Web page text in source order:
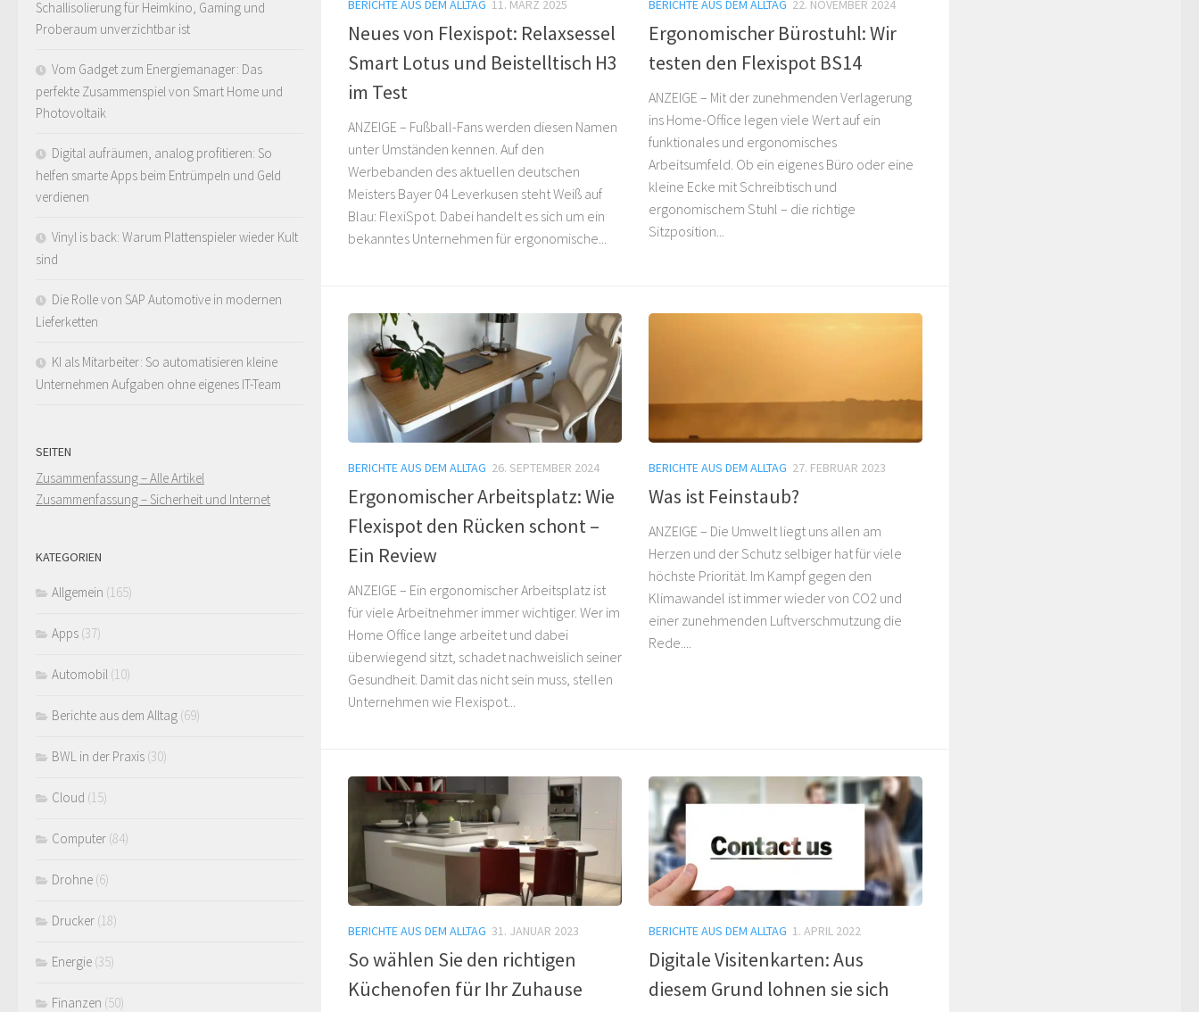
BERICHTE AUS DEM ALLTAG 11. MÄRZ 2025
Neues von Flexispot: Relaxsessel
Smart Lotus und Beistelltisch H3
im Test
ANZEIGE – Fußball-Fans werden diesen Namen
unter Umständen kennen. Auf den
Werbebanden des aktuellen deutschen
Meisters Bayer 04 Leverkusen steht Weiß auf
Blau: FlexiSpot. Dabei handelt es sich um ein
bekanntes Unternehmen für ergonomische...
BERICHTE AUS DEM ALLTAG 22. NOVEMBER 2024
Ergonomischer Bürostuhl: Wir
testen den Flexispot BS14
ANZEIGE – Mit der zunehmenden Verlagerung
ins Home-Office legen viele Wert auf ein
funktionales und ergonomisches
Arbeitsumfeld. Ob ein eigenes Büro oder eine
kleine Ecke mit Schreibtisch und
ergonomischem Stuhl – die richtige
Sitzposition...
BERICHTE AUS DEM ALLTAG 26. SEPTEMBER 2024
Ergonomischer Arbeitsplatz: Wie
Flexispot den Rücken schont –
Ein Review
ANZEIGE – Ein ergonomischer Arbeitsplatz ist
für viele Arbeitnehmer immer wichtiger. Wer im
Home Office lange arbeitet und dabei
überwiegend sitzt, schadet nachweislich seiner
Gesundheit. Damit das nicht sein muss, stellen
Unternehmen wie Flexispot...
BERICHTE AUS DEM ALLTAG 27. FEBRUAR 2023
Was ist Feinstaub?
ANZEIGE – Die Umwelt liegt uns allen am
Herzen und der Schutz selbiger hat für viele
höchste Priorität. Im Kampf gegen den
Klimawandel ist immer wieder von CO2 und
einer zunehmenden Luftverschmutzung die
Rede....
BERICHTE AUS DEM ALLTAG 31. JANUAR 2023
So wählen Sie den richtigen
Küchenofen für Ihr Zuhause
BERICHTE AUS DEM ALLTAG 1. APRIL 2022
Digitale Visitenkarten: Aus
diesem Grund lohnen sie sich
Schallisolierung für Heimkino, Gaming und
Proberaum unverzichtbar ist
Vom Gadget zum Energiemanager: Das
perfekte Zusammenspiel von Smart Home und
Photovoltaik
Digital aufräumen, analog profitieren: So
helfen smarte Apps beim Entrümpeln und Geld
verdienen
Vinyl is back: Warum Plattenspieler wieder Kult
sind
Die Rolle von SAP Automotive in modernen
Lieferketten
KI als Mitarbeiter: So automatisieren kleine
Unternehmen Aufgaben ohne eigenes IT-Team
SEITEN
Zusammenfassung – Alle Artikel
Zusammenfassung – Sicherheit und Internet
KATEGORIEN
Allgemein (165)
Apps (37)
Automobil (10)
Berichte aus dem Alltag (69)
BWL in der Praxis (30)
Cloud (15)
Computer (84)
Drohne (6)
Drucker (18)
Energie (35)
Finanzen (50)